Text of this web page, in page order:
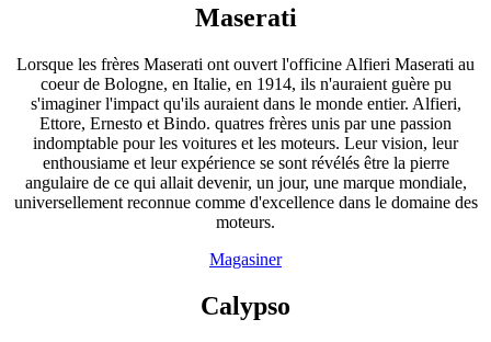
Maserati
Lorsque les frères Maserati ont ouvert l'officine Alfieri Maserati au
coeur de Bologne, en Italie, en 1914, ils n'auraient guère pu
s'imaginer l'impact qu'ils auraient dans le monde entier. Alfieri,
Ettore, Ernesto et Bindo. quatres frères unis par une passion
indomptable pour les voitures et les moteurs. Leur vision, leur
enthousiame et leur expérience se sont révélés être la pierre
angulaire de ce qui allait devenir, un jour, une marque mondiale,
universellement reconnue comme d'excellence dans le domaine des
moteurs.
Magasiner
Calypso